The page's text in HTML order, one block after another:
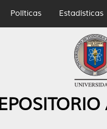
Políticas Estadísticas